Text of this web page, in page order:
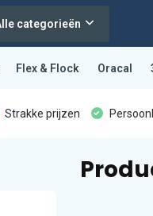
categorieën
Flex & Flock Oracal
Strakke prijzen